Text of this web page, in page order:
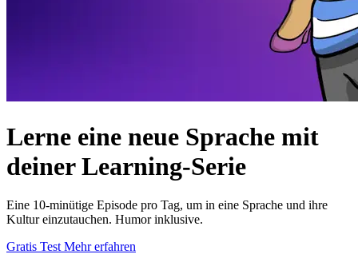
Lerne eine neue Sprache mit
deiner Learning-Serie
Eine 10-minütige Episode pro Tag, um in eine Sprache und ihre
Kultur einzutauchen. Humor inklusive.
Gratis Test Mehr erfahren